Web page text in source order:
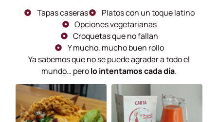
Tapas caseras
Platos con un toque latino
Opciones vegetarianas
Croquetas que no fallan
Y mucho, mucho buen rollo
Ya sabemos que no se puede agradar a todo el
mundo… perolo intentamos cada día.